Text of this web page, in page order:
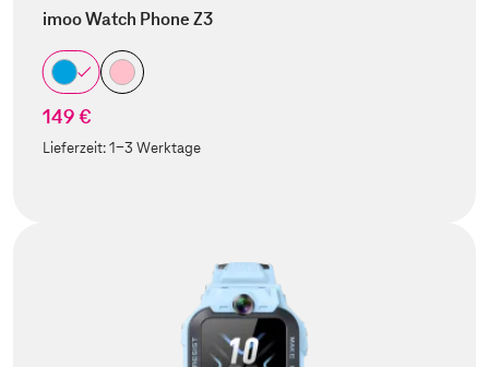
imoo Watch Phone Z3
149 €
Lieferzeit:1-3 Werktage